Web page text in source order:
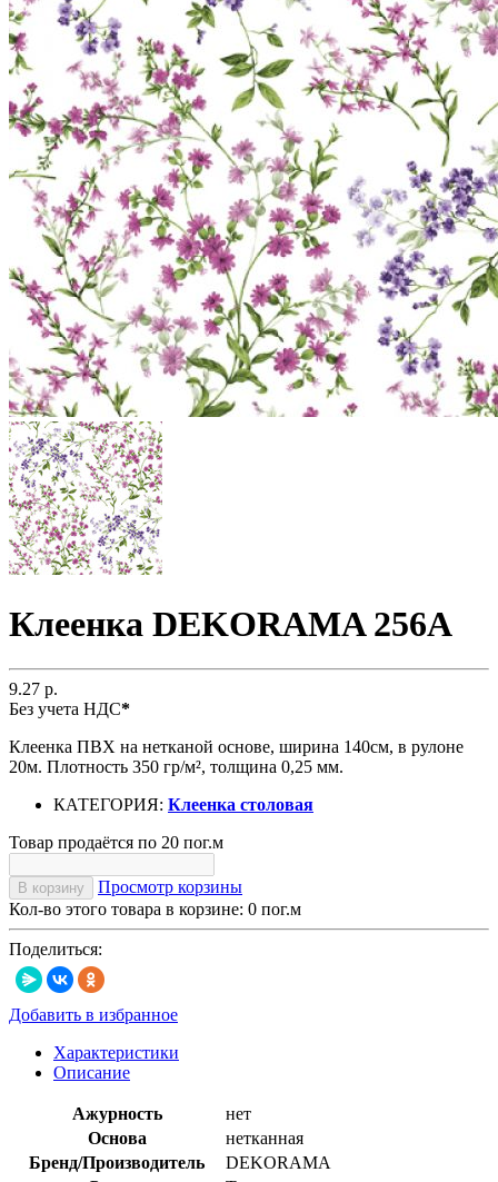
Клеенка DEKORAMA 256A
9.27 р.
Без учета НДС*
Клеенка ПВХ на нетканой основе, ширина 140см, в рулоне
20м. Плотность 350 гр/м², толщина 0,25 мм.
КАТЕГОРИЯ: Клеенка столовая
Товар продаётся по 20 пог.м
В корзину
Просмотр корзины
Кол-во этого товара в корзине: 0 пог.м
Поделиться:
Добавить в избранное
Характеристики
Описание
Ажурность
нет
Основа
нетканная
Бренд/Производитель
DEKORAMA